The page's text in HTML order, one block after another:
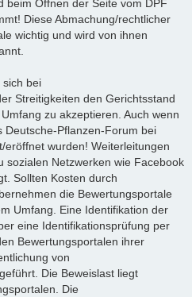
beim Öffnen der Seite vom DPF
Diese Abmachung/rechtlicher
wichtig und wird von ihnen
sich bei
Streitigkeiten den Gerichtsstand
zu akzeptieren. Auch wenn
Deutsche-Pflanzen-Forum bei
wurden! Weiterleitungen
sozialen Netzwerken wie Facebook
Sollten Kosten durch
die Bewertungsportale
Umfang. Eine Identifikation der
eine Identifikationsprüfung per
Bewertungsportalen ihrer
von
Die Beweislast liegt
Die